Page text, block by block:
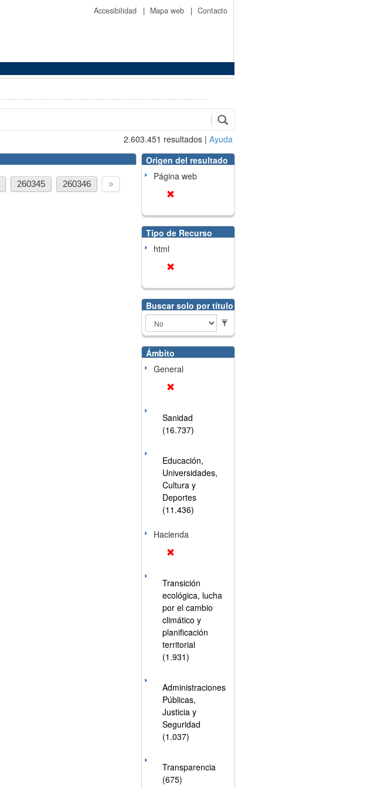
Accesibilidad | Mapa web | Contacto
2.603.451 resultados | Ayuda
260345 260346
»
Origen del resultado
Página web
Tipo de Recurso
html
Buscar solo por título
Ámbito
General
Sanidad
(16.737)
Educación,
Universidades,
Cultura y
Deportes
(11.436)
Hacienda
Transición
ecológica, lucha
por el cambio
climático y
planificación
territorial
(1.931)
Administraciones
Públicas,
Justicia y
Seguridad
(1.037)
Transparencia
(675)